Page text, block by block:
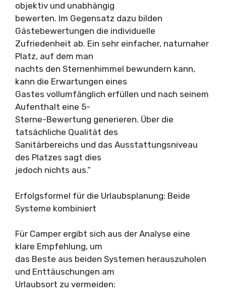
objektiv und unabhängig
bewerten. Im Gegensatz dazu bilden
Gästebewertungen die individuelle
Zufriedenheit ab. Ein sehr einfacher, naturnaher
Platz, auf dem man
nachts den Sternenhimmel bewundern kann,
kann die Erwartungen eines
Gastes vollumfänglich erfüllen und nach seinem
Aufenthalt eine 5-
Sterne-Bewertung generieren. Über die
tatsächliche Qualität des
Sanitärbereichs und das Ausstattungsniveau
des Platzes sagt dies
jedoch nichts aus.“
Erfolgsformel für die Urlaubsplanung: Beide
Systeme kombiniert
Für Camper ergibt sich aus der Analyse eine
klare Empfehlung, um
das Beste aus beiden Systemen herauszuholen
und Enttäuschungen am
Urlaubsort zu vermeiden: